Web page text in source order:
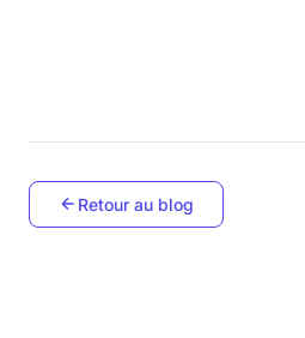
Retour au blog